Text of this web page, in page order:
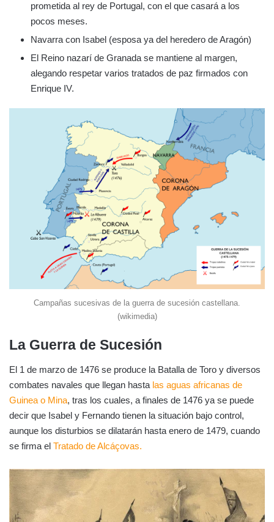
prometida al rey de Portugal, con el que casará a los
pocos meses.
Navarra con Isabel (esposa ya del heredero de Aragón)
El Reino nazarí de Granada se mantiene al margen,
alegando respetar varios tratados de paz firmados con
Enrique IV.
Campañas sucesivas de la guerra de sucesión castellana.
(wikimedia)
La Guerra de Sucesión
El 1 de marzo de 1476 se produce la Batalla de Toro y diversos
combates navales que llegan hasta las aguas africanas de
Guinea o Mina, tras los cuales, a finales de 1476 ya se puede
decir que Isabel y Fernando tienen la situación bajo control,
aunque los disturbios se dilatarán hasta enero de 1479, cuando
se firma el Tratado de Alcáçovas.